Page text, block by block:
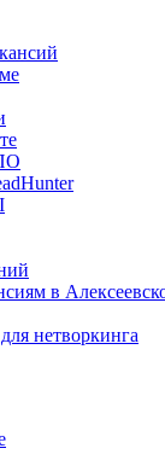
в
нетворкинга